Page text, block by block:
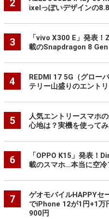
2
ixelっぽいデザインの
3
「vivo X300 E」発表
載のSnapdragon 8 Gen
4
REDMI 17 5G（グロー
テリー山盛りのエント
5
人気エントリースマホ
心地は？実機を使って
6
「OPPO K15」発表！
載のスマホ…本当に空冷
7
ゲオモバイルHAPPYセ
でiPhone 12が1円+1万
900円